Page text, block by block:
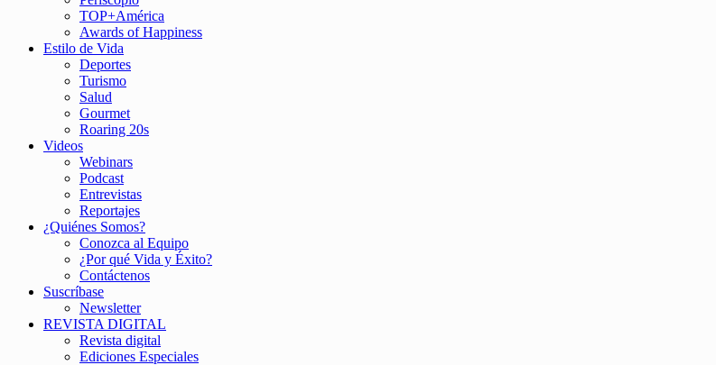
TOP+América
Awards of Happiness
Estilo de Vida
Deportes
Turismo
Salud
Gourmet
Roaring 20s
Videos
Webinars
Podcast
Entrevistas
Reportajes
¿Quiénes Somos?
Conozca al Equipo
¿Por qué Vida y Éxito?
Contáctenos
Suscríbase
Newsletter
REVISTA DIGITAL
Revista digital
Ediciones Especiales